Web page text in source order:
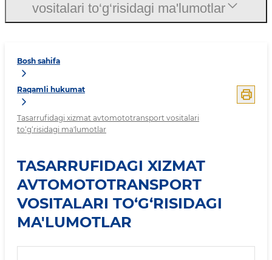
Bosh sahifa
Raqamli hukumat
Tasarrufidagi xizmat avtomototransport vositalari
to‘g‘risidagi ma'lumotlar
TASARRUFIDAGI XIZMAT
AVTOMOTOTRANSPORT
VOSITALARI TO‘G‘RISIDAGI
MA'LUMOTLAR
vositalari to‘g‘risidagi ma'lumotlar